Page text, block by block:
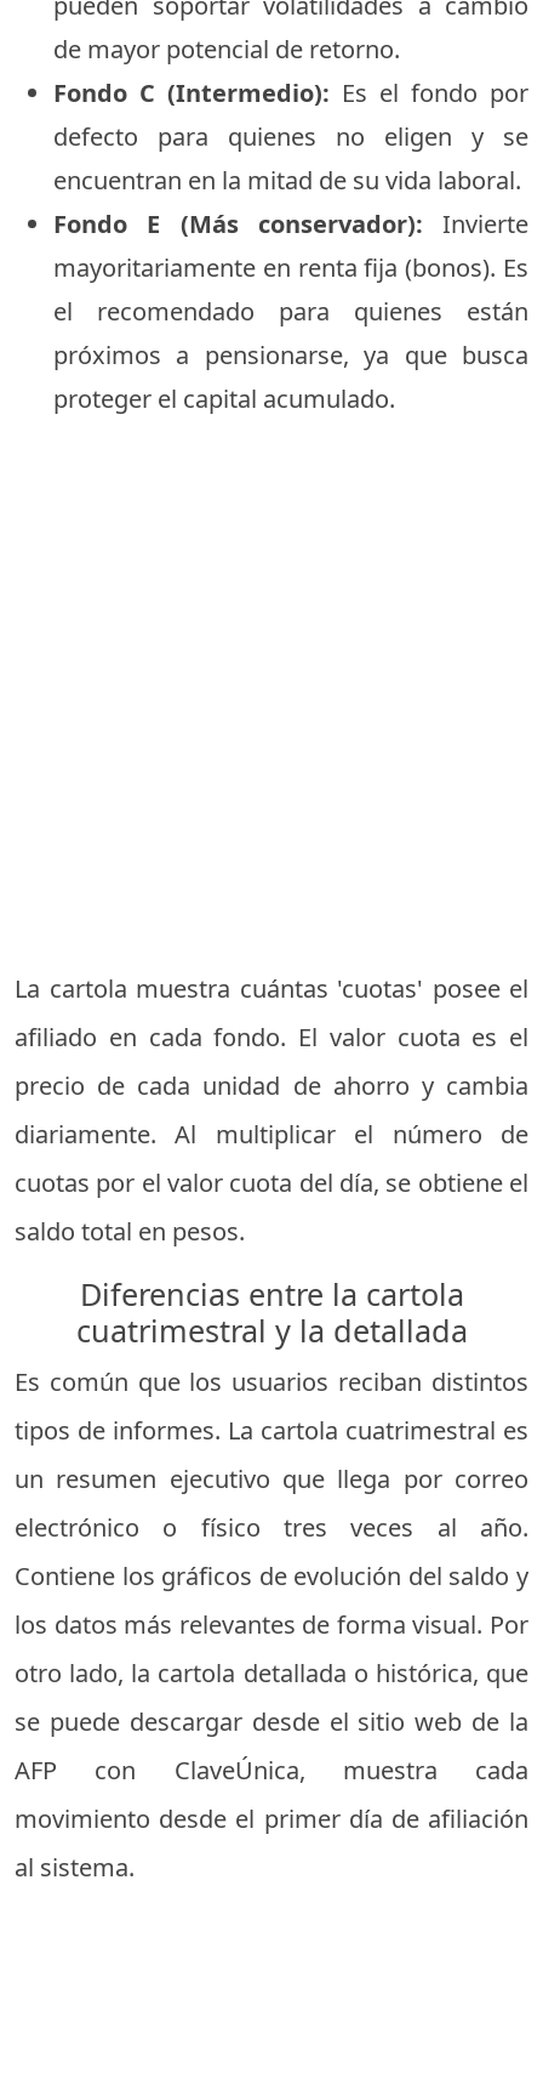
de mayor potencial de retorno.
Fondo C (Intermedio): Es el fondo por
defecto para quienes no eligen y se
encuentran en la mitad de su vida laboral.
Fondo E (Más conservador): Invierte
mayoritariamente en renta fija (bonos). Es
el recomendado para quienes están
próximos a pensionarse, ya que busca
proteger el capital acumulado.
La cartola muestra cuántas 'cuotas' posee el
afiliado en cada fondo. El valor cuota es el
precio de cada unidad de ahorro y cambia
diariamente. Al multiplicar el número de
cuotas por el valor cuota del día, se obtiene el
saldo total en pesos.
Diferencias entre la cartola
cuatrimestral y la detallada
Es común que los usuarios reciban distintos
tipos de informes. La cartola cuatrimestral es
un resumen ejecutivo que llega por correo
electrónico o físico tres veces al año.
Contiene los gráficos de evolución del saldo y
los datos más relevantes de forma visual. Por
otro lado, la cartola detallada o histórica, que
se puede descargar desde el sitio web de la
AFP con ClaveÚnica, muestra cada
movimiento desde el primer día de afiliación
al sistema.